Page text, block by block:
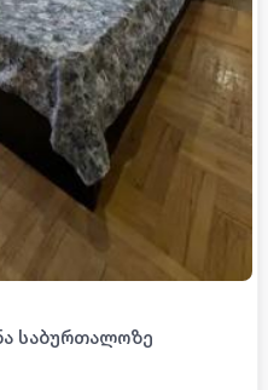
საბურთალოზე